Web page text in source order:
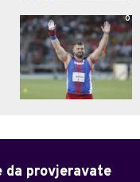
0
da provjeravate